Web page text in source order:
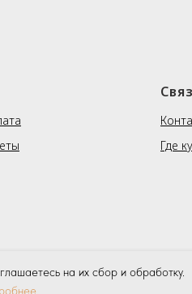
на их сбор и обработку.
Где